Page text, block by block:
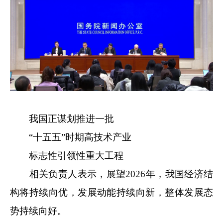
我国正谋划推进一批
“十五五”时期高技术产业
标志性引领性重大工程
相关负责人表示，展望2026年，我国经济结
构将持续向优，发展动能持续向新，整体发展态
势持续向好。